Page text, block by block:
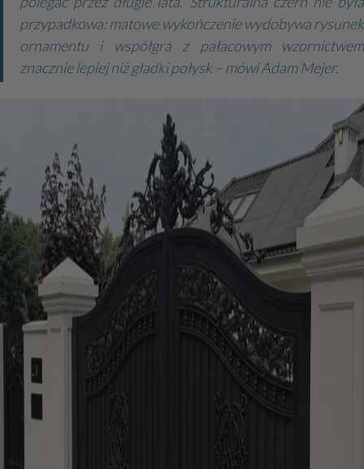
przypadkowa: matowe wykończenie wydobywa rysunek
ornamentu i współgra z pałacowym wzornictwem
znacznie lepiej niż gładki połysk – mówi Adam Mejer.